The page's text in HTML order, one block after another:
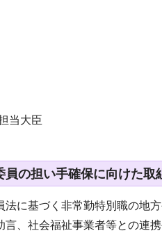
当大臣
員の担い手確保に向けた取
法に基づく非常勤特別職の地
言、社会福祉事業者等との連